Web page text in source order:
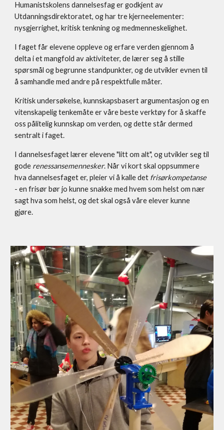
Humanistskolens dannelsesfag er godkjent av
Utdanningsdirektoratet, og har tre kjerneelementer:
nysgjerrighet, kritisk tenkning og medmenneskelighet.
I faget får elevene oppleve og erfare verden gjennom å
delta i et mangfold av aktiviteter, de lærer seg å stille
spørsmål og begrunne standpunkter, og de utvikler evnen til
å samhandle med andre på respektfulle måter.
Kritisk undersøkelse, kunnskapsbasert argumentasjon og en
vitenskapelig tenkemåte er våre beste verktøy for å skaffe
oss pålitelig kunnskap om verden, og dette står dermed
sentralt i faget.
I dannelsesfaget lærer elevene "litt om alt", og utvikler seg til
gode renessansemennesker. Når vi kort skal oppsummere
hva dannelsesfaget er, pleier vi å kalle det frisørkompetanse
- en frisør bør jo kunne snakke med hvem som helst om nær
sagt hva som helst, og det skal også våre elever kunne
gjøre.